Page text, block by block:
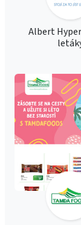
Albert